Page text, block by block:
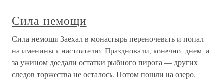
Сила немощи
Сила немощи Заехал в монастырь переночевать и попал
на именины к настоятелю. Праздновали, конечно, днем, а
за ужином доедали остатки рыбного пирога — других
следов торжества не осталось. Потом пошли на озеро,